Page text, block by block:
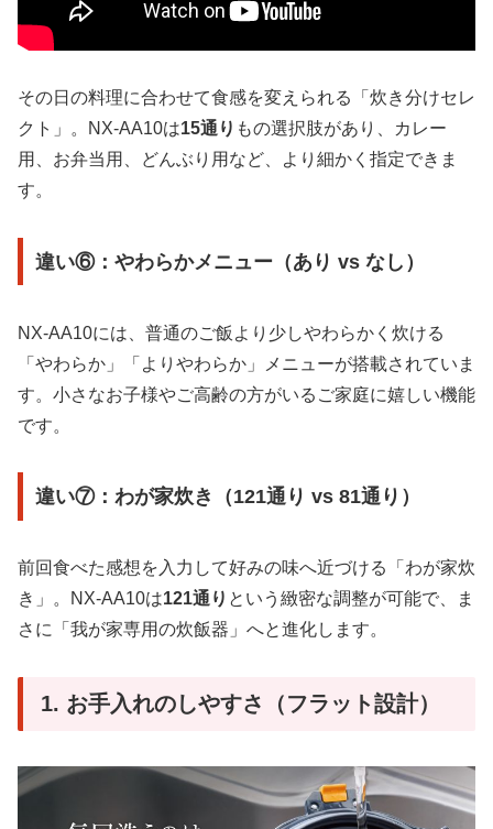
その日の料理に合わせて食感を変えられる「炊き分けセレ
クト」。NX-AA10は15通り もの選択肢があり、カレー
用、お弁当用、どんぶり用など、より細かく指定できま
す。
違い⑥：やわらかメニュー（あり vs なし）
NX-AA10には、普通のご飯より少しやわらかく炊ける
「やわらか」「よりやわらか」メニューが搭載されていま
す。小さなお子様やご高齢の方がいるご家庭に嬉しい機能
です。
違い⑦：わが家炊き（121通り vs 81通り）
前回食べた感想を入力して好みの味へ近づける「わが家炊
き」。NX-AA10は121通り という緻密な調整が可能で、ま
さに「我が家専用の炊飯器」へと進化します。
1. お手入れのしやすさ（フラット設計）